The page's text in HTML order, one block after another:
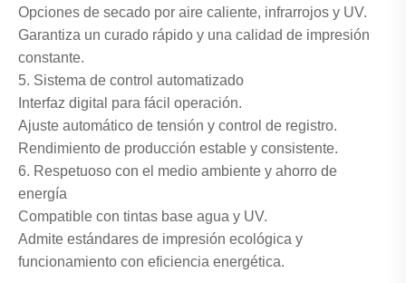
Opciones de secado por aire caliente, infrarrojos y UV.
Garantiza un curado rápido y una calidad de impresión
constante.
5. Sistema de control automatizado
Interfaz digital para fácil operación.
Ajuste automático de tensión y control de registro.
Rendimiento de producción estable y consistente.
6. Respetuoso con el medio ambiente y ahorro de
energía
Compatible con tintas base agua y UV.
Admite estándares de impresión ecológica y
funcionamiento con eficiencia energética.